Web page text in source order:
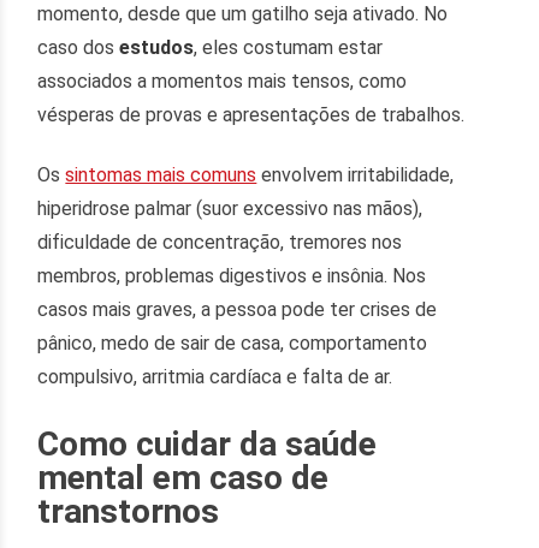
momento, desde que um gatilho seja ativado. No
caso dosestudos, eles costumam estar
associados a momentos mais tensos, como
vésperas de provas e apresentações de trabalhos.
Ossintomas mais comuns envolvem irritabilidade,
hiperidrose palmar (suor excessivo nas mãos),
dificuldade de concentração, tremores nos
membros, problemas digestivos e insônia. Nos
casos mais graves, a pessoa pode ter crises de
pânico, medo de sair de casa, comportamento
compulsivo, arritmia cardíaca e falta de ar.
Como cuidar da saúde
mental em caso de
transtornos